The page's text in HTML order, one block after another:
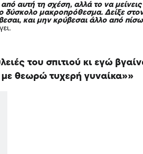
αυτή τη σχέση, αλλά το να μείνεις
δύσκολο μακροπρόθεσμα. Δείξε
και μην κρύβεσαι άλλο από πίσω
του σπιτιού κι εγώ
με θεωρώ τυχερή γυναίκα»